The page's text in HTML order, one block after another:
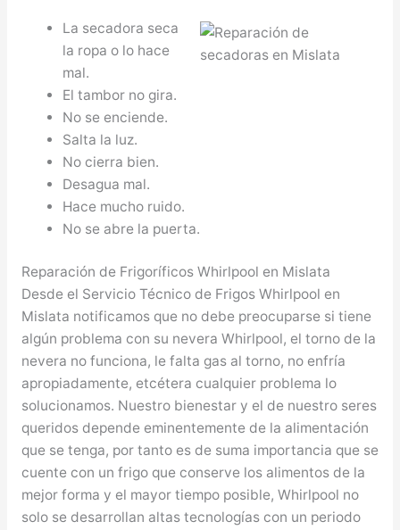
La secadora seca
la ropa o lo hace
mal.
El tambor no gira.
No se enciende.
Salta la luz.
No cierra bien.
Desagua mal.
Hace mucho ruido.
No se abre la puerta.
Reparación de Frigoríficos Whirlpool en Mislata
Desde el Servicio Técnico de Frigos Whirlpool en
Mislata notificamos que no debe preocuparse si tiene
algún problema con su nevera Whirlpool, el torno de la
nevera no funciona, le falta gas al torno, no enfría
apropiadamente, etcétera cualquier problema lo
solucionamos. Nuestro bienestar y el de nuestro seres
queridos depende eminentemente de la alimentación
que se tenga, por tanto es de suma importancia que se
cuente con un frigo que conserve los alimentos de la
mejor forma y el mayor tiempo posible, Whirlpool no
solo se desarrollan altas tecnologías con un periodo